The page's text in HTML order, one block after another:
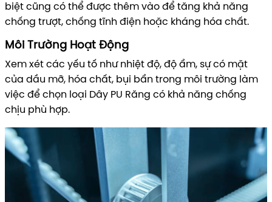
biệt cũng có thể được thêm vào để tăng khả năng
chống trượt, chống tĩnh điện hoặc kháng hóa chất.
Môi Trường Hoạt Động
Xem xét các yếu tố như nhiệt độ, độ ẩm, sự có mặt
của dầu mỡ, hóa chất, bụi bẩn trong môi trường làm
việc để chọn loại Dây PU Răng có khả năng chống
chịu phù hợp.